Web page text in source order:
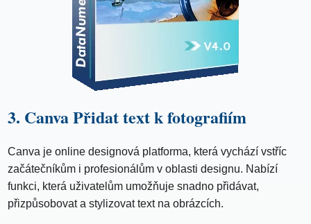
3. Canva Přidat text k fotografiím
Canva je online designová platforma, která vychází vstříc
začátečníkům i profesionálům v oblasti designu. Nabízí
funkci, která uživatelům umožňuje snadno přidávat,
přizpůsobovat a stylizovat text na obrázcích.